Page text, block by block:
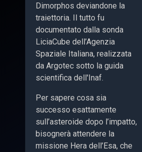
Dimorphos deviandone la
traiettoria. Il tutto fu
documentato dalla sonda
LiciaCube dell’Agenzia
Spaziale Italiana, realizzata
da Argotec sotto la guida
scientifica dell'Inaf.
Per sapere cosa sia
successo esattamente
sull’asteroide dopo l’impatto,
bisognerà attendere la
missione Hera dell’Esa, che